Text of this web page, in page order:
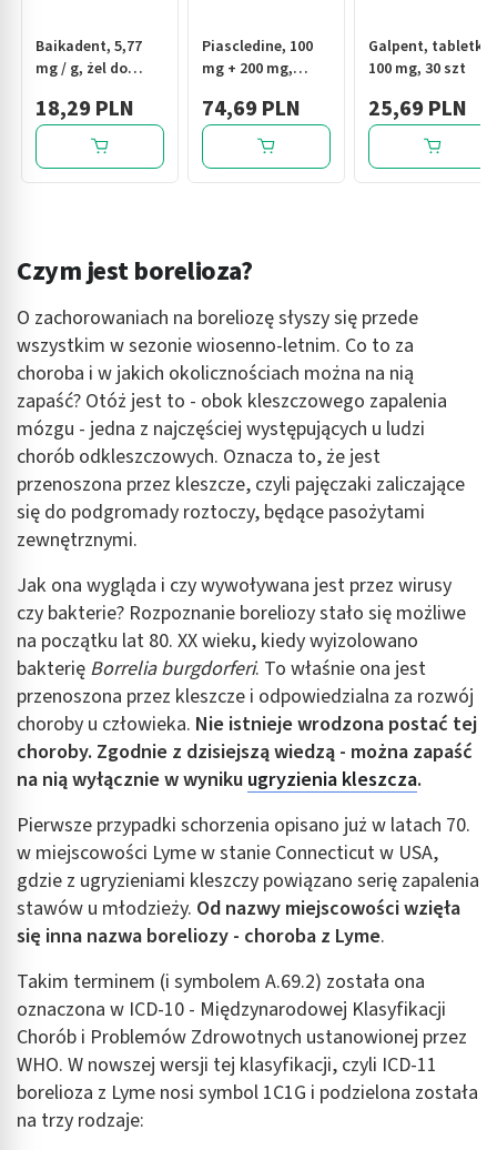
Baikadent, 5,77
mg / g, żel do
jamie ustnej, 15 g
18,29 PLN
Piascledine, 100
mg + 200 mg,
30 szt.
74,69 PLN
Galpent, tabletki,
100 mg, 30 szt
25,69 PLN
Czym jest borelioza?
O zachorowaniach na boreliozę słyszy się przede
wszystkim w sezonie wiosenno-letnim. Co to za
choroba i w jakich okolicznościach można na nią
zapaść? Otóż jest to - obok kleszczowego zapalenia
mózgu - jedna z najczęściej występujących u ludzi
chorób odkleszczowych. Oznacza to, że jest
przenoszona przez kleszcze, czyli pajęczaki zaliczające
się do podgromady roztoczy, będące pasożytami
zewnętrznymi.
Jak ona wygląda i czy wywoływana jest przez wirusy
czy bakterie? Rozpoznanie boreliozy stało się możliwe
na początku lat 80. XX wieku, kiedy wyizolowano
bakterię Borrelia burgdorferi. To właśnie ona jest
przenoszona przez kleszcze i odpowiedzialna za rozwój
choroby u człowieka. Nie istnieje wrodzona postać tej
choroby. Zgodnie z dzisiejszą wiedzą - można zapaść
na nią wyłącznie w wyniku ugryzienia kleszcza.
Pierwsze przypadki schorzenia opisano już w latach 70.
w miejscowości Lyme w stanie Connecticut w USA,
gdzie z ugryzieniami kleszczy powiązano serię zapalenia
stawów u młodzieży. Od nazwy miejscowości wzięła
się inna nazwa boreliozy - choroba z Lyme.
Takim terminem (i symbolem A.69.2) została ona
oznaczona w ICD-10 - Międzynarodowej Klasyfikacji
Chorób i Problemów Zdrowotnych ustanowionej przez
WHO. W nowszej wersji tej klasyfikacji, czyli ICD-11
borelioza z Lyme nosi symbol 1C1G i podzielona została
na trzy rodzaje: